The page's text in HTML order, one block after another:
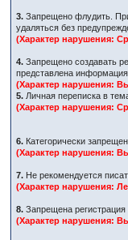
3. Запрещено флудить.
удаляться без
(Характер нарушения:
4. Запрещено создавать
представлена
(Характер нарушения:
5. Личная переписка в
(Характер нарушения:
6. Категорически
(Характер нарушения:
7. Не рекомендуется
(Характер нарушения:
8. Запрещена
(Характер нарушения: